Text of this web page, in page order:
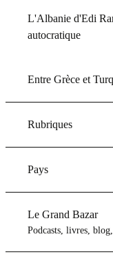
L'Albanie d'Edi
autocratique
Entre Grèce et
Rubriques
Pays
Le Grand Bazar
Podcasts, livres,